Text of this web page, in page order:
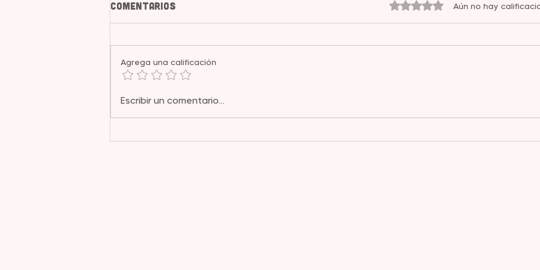
Plantas medicinales y
Comentarios Obtuvo 0 de 5 estrellas.
Aún no hay
Agrega una calificación
Escribir un comentario...